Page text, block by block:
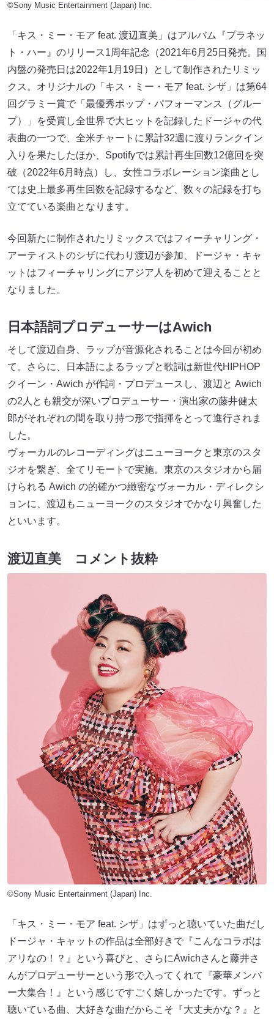
©Sony Music Entertainment (Japan) Inc.
「キス・ミー・モア feat. 渡辺直美」はアルバム『プラネッ
ト・ハー』のリリース1周年記念（2021年6⽉25⽇発売。国
内盤の発売⽇は2022年1⽉19⽇）として制作されたリミッ
クス。オリジナルの「キス・ミー・モア feat. シザ」は第64
回グラミー賞で「最優秀ポップ・パフォーマンス（グルー
プ）」を受賞し全世界で⼤ヒットを記録したドージャの代
表曲の⼀つで、全⽶チャートに累計32週に渡りランクイン
⼊りを果たしたほか、Spotifyでは累計再⽣回数12億回を突
破（2022年6⽉時点）し、⼥性コラボレーション楽曲とし
ては史上最多再⽣回数を記録するなど、数々の記録を打ち
⽴てている楽曲となります。
今回新たに制作されたリミックスではフィーチャリング・
アーティストのシザに代わり渡辺が参加、ドージャ・キャ
ットはフィーチャリングにアジア⼈を初めて迎えることと
なりました。
⽇本語詞プロデューサーはAwich
そして渡辺⾃⾝、ラップが⾳源化されることは今回が初め
て。さらに、⽇本語によるラップと歌詞は新世代HIPHOP
クイーン・Awich が作詞・プロデュースし、渡辺と Awich
の2⼈とも親交が深いプロデューサー・演出家の藤井健太
郎がそれぞれの間を取り持つ形で指揮をとって進⾏されま
した。
ヴォーカルのレコーディングはニューヨークと東京のスタ
ジオを繋ぎ、全てリモートで実施。東京のスタジオから届
けられる Awich の的確かつ緻密なヴォーカル・ディレクシ
ョンに、渡辺もニューヨークのスタジオでかなり興奮した
といいます。
渡辺直美 コメント抜粋
©Sony Music Entertainment (Japan) Inc.
「キス・ミー・モア feat. シザ」はずっと聴いていた曲だし
ドージャ・キャットの作品は全部好きで『こんなコラボは
アリなの！？』という喜びと、さらにAwichさんと藤井さ
んがプロデューサーという形で⼊ってくれて『豪華メンバ
ー⼤集合！』という感じですごく嬉しかったです。ずっと
聴いている曲、⼤好きな曲だからこそ『⼤丈夫かな？』と